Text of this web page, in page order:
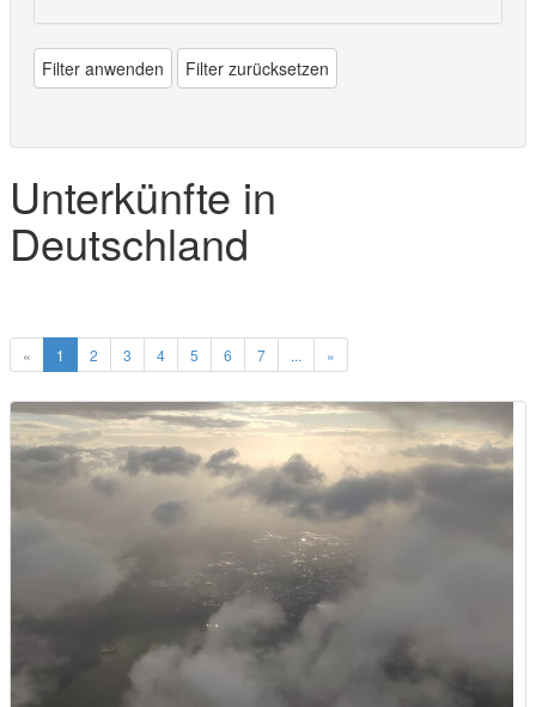
Filter anwenden Filter zurücksetzen
Unterkünfte in
Deutschland
« 1 2 3 4 5 6 7 ... »